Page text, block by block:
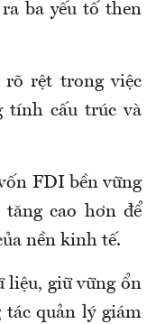
ba yếu tố then
rệt trong việc
tính cấu trúc và
FDI bền vững
cao hơn để
nền kinh tế.
liệu, giữ vững ổn
quản lý giám